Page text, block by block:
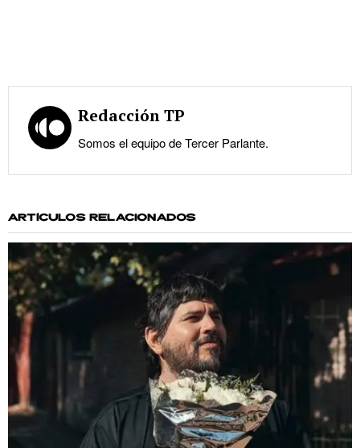
Redacción TP
Somos el equipo de Tercer Parlante.
ARTÍCULOS RELACIONADOS